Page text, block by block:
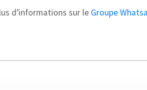
d’informations sur le Groupe